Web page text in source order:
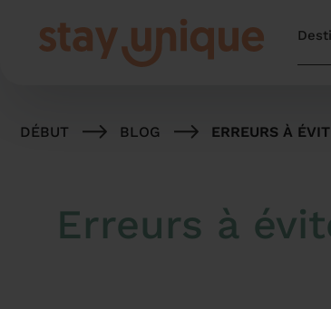
DÉBUT BLOG ERREURS À
Erreurs à